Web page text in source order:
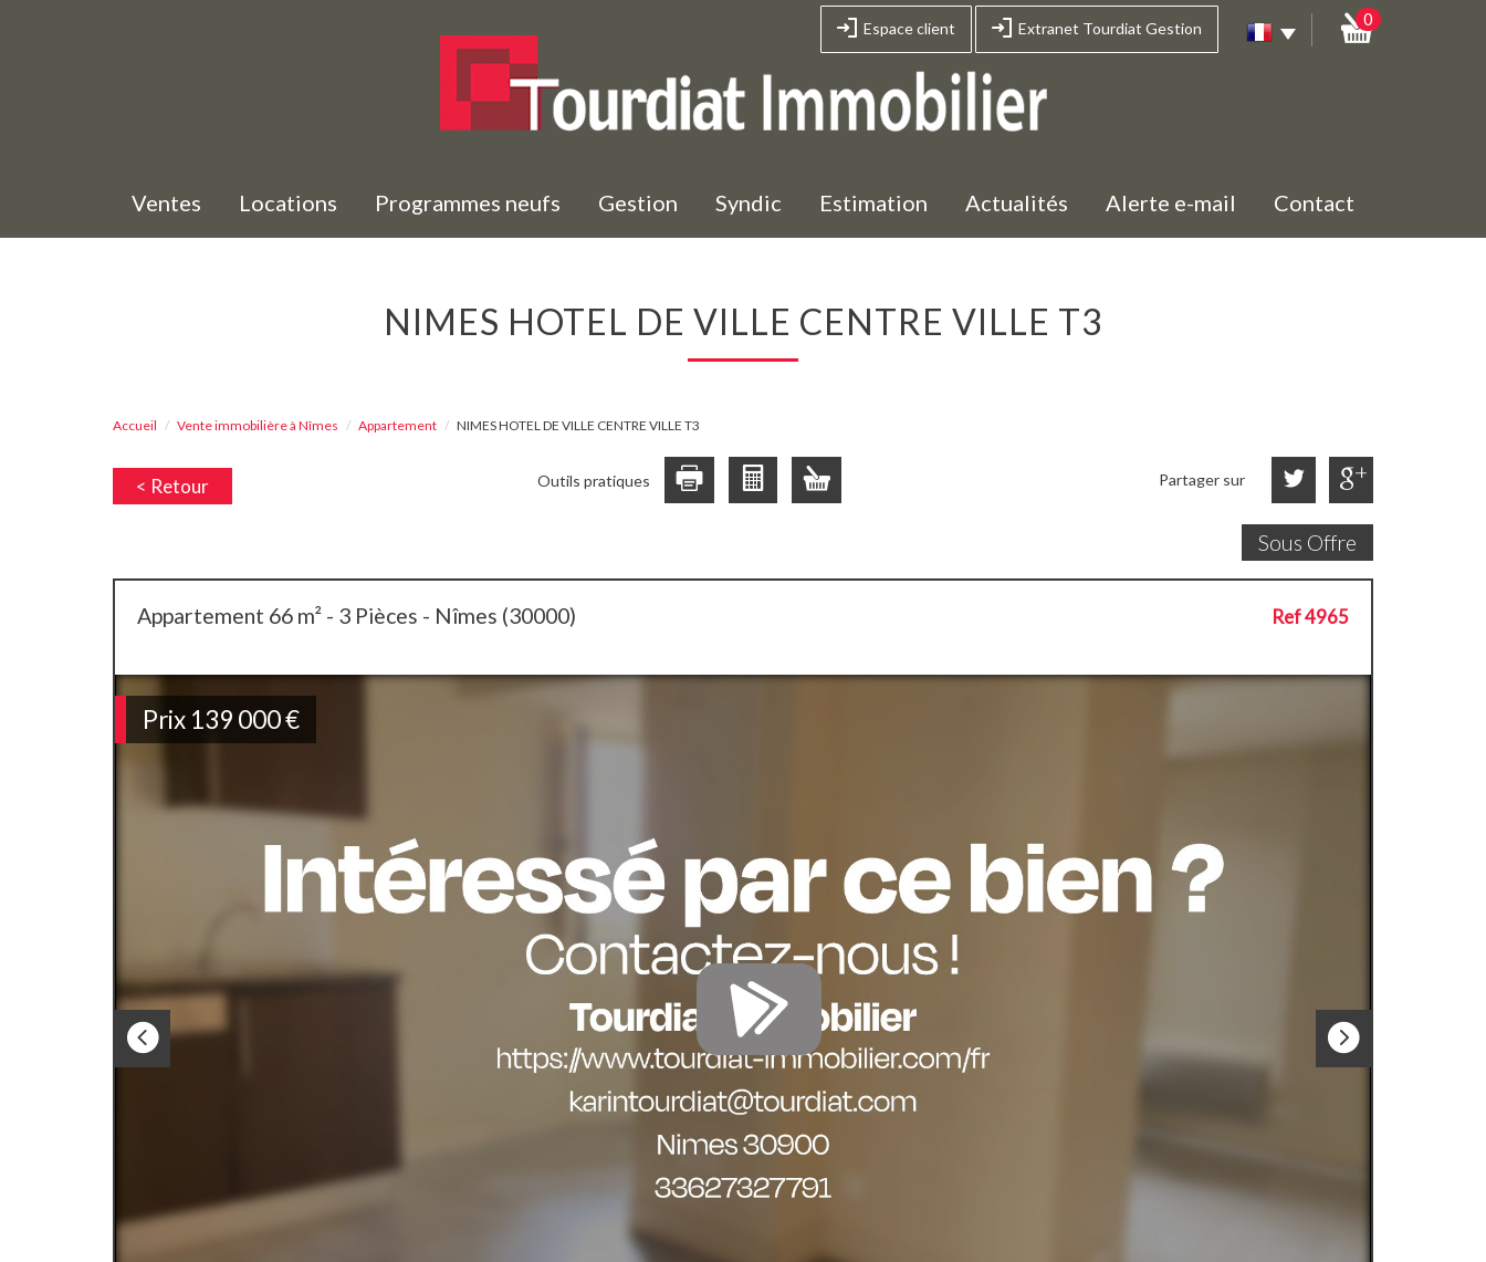
Espace client Extranet Tourdiat Gestion 0
Ventes Locations Programmes neufs Gestion Syndic Estimation Actualités Alerte e-mail Contact
NIMES HOTEL DE VILLE CENTRE VILLE T3
Accueil Vente immobilière à Nîmes Appartement NIMES HOTEL DE VILLE CENTRE VILLE T3
< Retour Outils pratiques Partager sur
Sous Offre
Appartement 66 m² - 3 Pièces - Nîmes (30000) Ref 4965
Prix 139 000€